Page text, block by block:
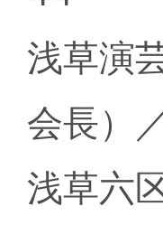
浅草演
会長）
浅草六